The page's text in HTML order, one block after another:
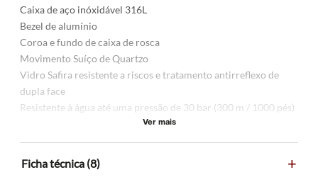
Caixa de aço inóxidável 316L
Bezel de alumínio
Coroa e fundo de caixa de rosca
Movimento Suíço de Quartzo
Vidro Safira resistente a riscos e tratamento antirreflexo de
dupla face
Resistente à água até uma pressão de 30 bar (300 m / 1000 pés)
Ver mais
Ficha técnica (8) +